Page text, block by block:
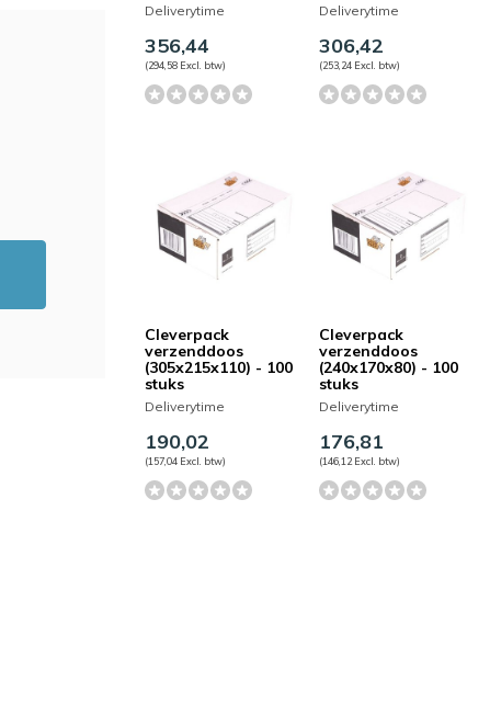
Deliverytime
356,44
(294,58 Excl. btw)
Deliverytime
306,42
(253,24 Excl. btw)
Cleverpack
verzenddoos
(305x215x110) - 100
stuks
Deliverytime
190,02
(157,04 Excl. btw)
Cleverpack
verzenddoos
(240x170x80) - 100
stuks
Deliverytime
176,81
(146,12 Excl. btw)